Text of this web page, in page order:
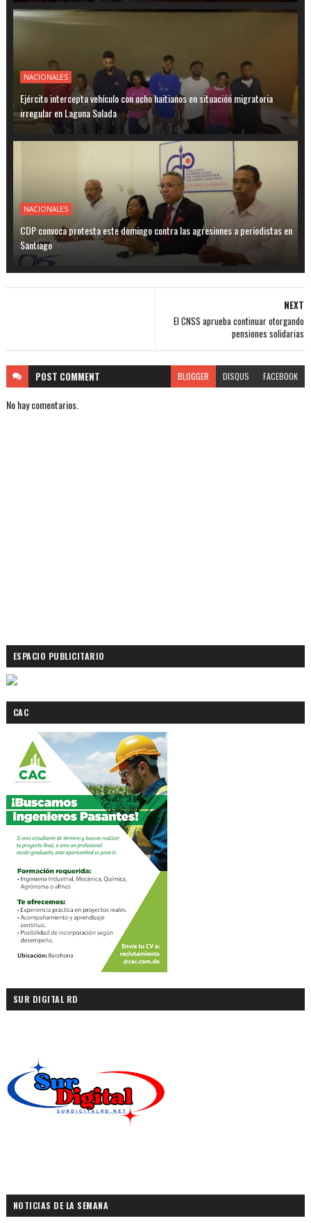
NACIONALES
Ejército intercepta vehículo con ocho haitianos en situación migratoria
irregular en Laguna Salada
NACIONALES
CDP convoca protesta este domingo contra las agresiones a periodistas en
Santiago
NEXT
El CNSS aprueba continuar otorgando
pensiones solidarias
POST COMMENT BLOGGER DISQUS FACEBOOK
No hay comentarios.
ESPACIO PUBLICITARIO
CAC
SUR DIGITAL RD
NOTICIAS DE LA SEMANA